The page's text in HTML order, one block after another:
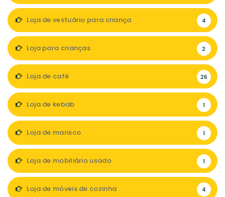
Loja de vestuário para criança 4
Loja para crianças 2
Loja de café 26
Loja de kebab 1
Loja de marisco 1
Loja de mobiliário usado 1
Loja de móveis de cozinha 4